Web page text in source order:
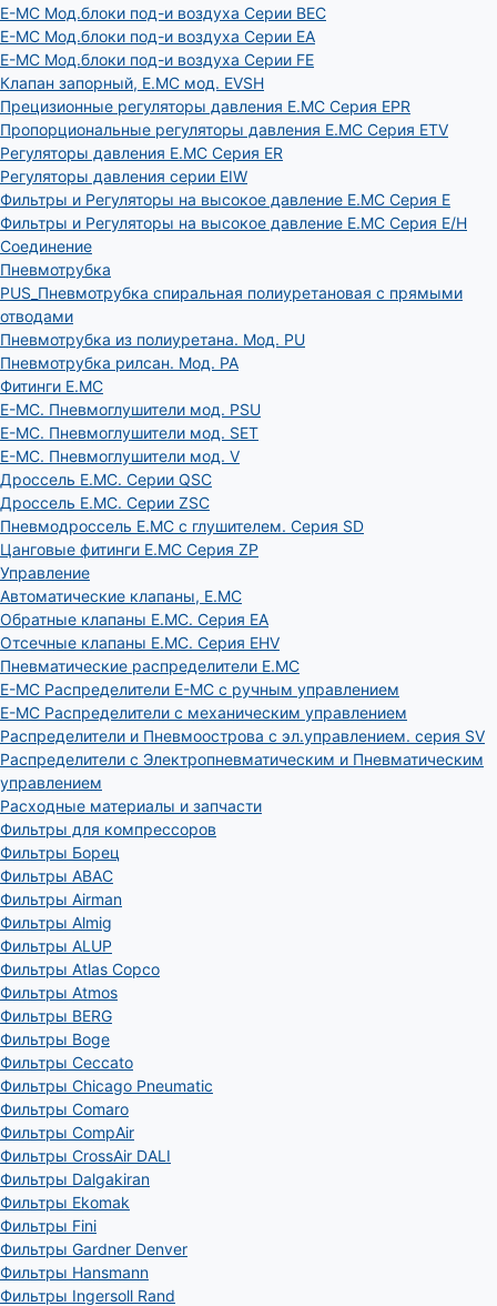
E-MC Мод.блоки под-и воздуха Серии BEC
E-MC Мод.блоки под-и воздуха Серии EA
E-MC Мод.блоки под-и воздуха Серии FE
Клапан запорный, E.MC мод. EVSH
Прецизионные регуляторы давления E.MC Серия EPR
Пропорциональные регуляторы давления E.MC Серия ETV
Регуляторы давления E.MC Серия ER
Регуляторы давления серии EIW
Фильтры и Регуляторы на высокое давление E.MC Серия E
Фильтры и Регуляторы на высокое давление E.MC Серия E/H
Соединение
Пневмотрубка
PUS_Пневмотрубка спиральная полиуретановая с прямыми
отводами
Пневмотрубка из полиуретана. Мод. РU
Пневмотрубка рилсан. Мод. PA
Фитинги E.MC
E-MC. Пневмоглушители мод. PSU
E-MC. Пневмоглушители мод. SET
E-MC. Пневмоглушители мод. V
Дроссель E.MC. Серии QSC
Дроссель E.MC. Серии ZSC
Пневмодроссель E.MC с глушителем. Серия SD
Цанговые фитинги E.MC Серия ZP
Управление
Автоматические клапаны, Е.МС
Обратные клапаны E.MC. Серия EA
Отсечные клапаны E.MC. Серия EHV
Пневматические распределители E.MC
E-MC Распределители E-MC с ручным управлением
E-MC Распределители с механическим управлением
Распределители и Пневмоострова с эл.управлением. серия SV
Распределители с Электропневматическим и Пневматическим
управлением
Расходные материалы и запчасти
Фильтры для компрессоров
Фильтры Борец
Фильтры ABAC
Фильтры Airman
Фильтры Almig
Фильтры ALUP
Фильтры Atlas Copco
Фильтры Atmos
Фильтры BERG
Фильтры Boge
Фильтры Ceccato
Фильтры Chicago Pneumatic
Фильтры Comaro
Фильтры CompAir
Фильтры CrossAir DALI
Фильтры Dalgakiran
Фильтры Ekomak
Фильтры Fini
Фильтры Gardner Denver
Фильтры Hansmann
Фильтры Ingersoll Rand